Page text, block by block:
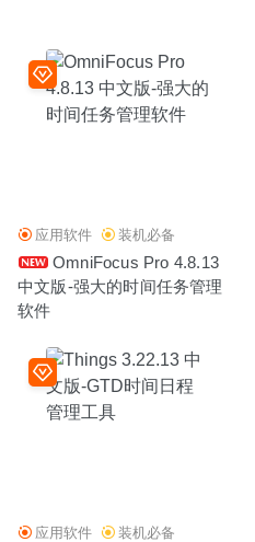
应用软件 装机必备
OmniFocus Pro 4.8.13
中文版-强大的时间任务管理
软件
应用软件 装机必备